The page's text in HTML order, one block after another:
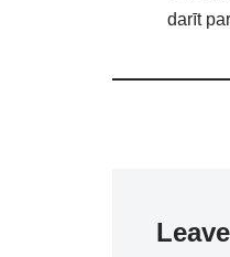
darīt